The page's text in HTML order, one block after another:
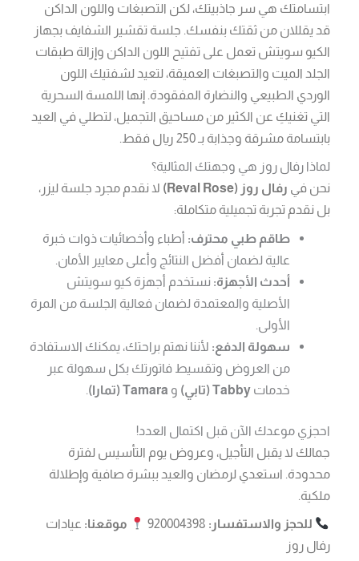
ابتسامتك هي سر جاذبيتك، لكن التصبغات واللون الداكن
قد يقللان من ثقتك بنفسك. جلسة تقشير الشفايف بجهاز
الكيو سويتش تعمل على تفتيح اللون الداكن وإزالة طبقات
الجلد الميت والتصبغات العميقة، لتعيد لشفتيك اللون
الوردي الطبيعي والنضارة المفقودة. إنها اللمسة السحرية
التي تغنيكِ عن الكثير من مساحيق التجميل، لتطلي في العيد
بابتسامة مشرقة وجذابة بـ 250 ريال فقط.
لماذا رفال روز هي وجهتك المثالية؟
نحن في رفال روز (Reval Rose)
لا نقدم مجرد جلسة ليزر،
بل نقدم تجربة تجميلية متكاملة:
طاقم طبي محترف: أطباء وأخصائيات ذوات خبرة
عالية لضمان أفضل النتائج وأعلى معايير الأمان.
أحدث الأجهزة: نستخدم أجهزة كيو سويتش
الأصلية والمعتمدة لضمان فعالية الجلسة من المرة
الأولى.
سهولة الدفع: لأننا نهتم براحتك، يمكنك الاستفادة
من العروض وتقسيط فاتورتك بكل سهولة عبر
خدمات Tabby (تابي) و Tamara (تمارا) .
احجزي موعدك الآن قبل اكتمال العدد!
جمالك لا يقبل التأجيل، وعروض يوم التأسيس لفترة
محدودة. استعدي لرمضان والعيد ببشرة صافية وإطلالة
ملكية.
للحجز والاستفسار:
موقعنا: عيادات
رفال روز